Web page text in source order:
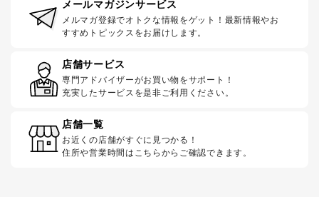
メールマガジンサービス
メルマガ登録でオトクな情報をゲット！最新情報やお
すすめトピックスをお届けします。
店舗サービス
専門アドバイザーがお買い物をサポート！
充実したサービスを是非ご利用ください。
店舗一覧
お近くの店舗がすぐに見つかる！
住所や営業時間はこちらからご確認できます。